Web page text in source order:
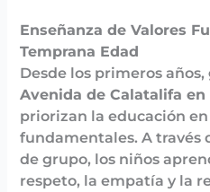
Enseñanza de Valores
Temprana Edad
Desde los primeros años,
Avenida de Calatalifaen
priorizan la educación
fundamentales. A través
de grupo, los niños
respeto, la empatía y la